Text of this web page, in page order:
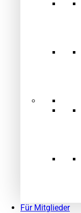
Für Mitglieder